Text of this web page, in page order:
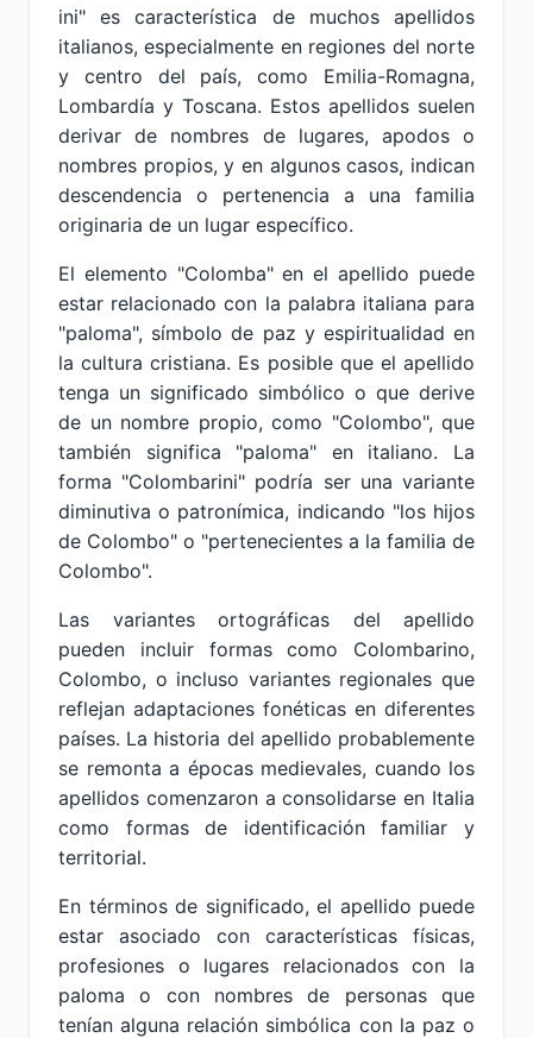
ini" es característica de muchos apellidos
italianos, especialmente en regiones del norte
y centro del país, como Emilia-Romagna,
Lombardía y Toscana. Estos apellidos suelen
derivar de nombres de lugares, apodos o
nombres propios, y en algunos casos, indican
descendencia o pertenencia a una familia
originaria de un lugar específico.
El elemento "Colomba" en el apellido puede
estar relacionado con la palabra italiana para
"paloma", símbolo de paz y espiritualidad en
la cultura cristiana. Es posible que el apellido
tenga un significado simbólico o que derive
de un nombre propio, como "Colombo", que
también significa "paloma" en italiano. La
forma "Colombarini" podría ser una variante
diminutiva o patronímica, indicando "los hijos
de Colombo" o "pertenecientes a la familia de
Colombo".
Las variantes ortográficas del apellido
pueden incluir formas como Colombarino,
Colombo, o incluso variantes regionales que
reflejan adaptaciones fonéticas en diferentes
países. La historia del apellido probablemente
se remonta a épocas medievales, cuando los
apellidos comenzaron a consolidarse en Italia
como formas de identificación familiar y
territorial.
En términos de significado, el apellido puede
estar asociado con características físicas,
profesiones o lugares relacionados con la
paloma o con nombres de personas que
tenían alguna relación simbólica con la paz o